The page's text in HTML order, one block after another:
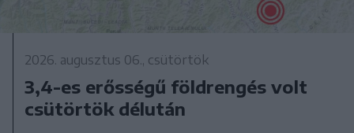
2026. augusztus 06., csütörtök
3,4-es erősségű földrengés volt
csütörtök délután